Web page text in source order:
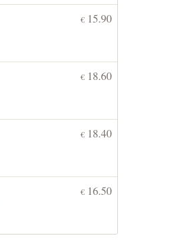
€ 15.90
€ 18.60
€ 18.40
€ 16.50